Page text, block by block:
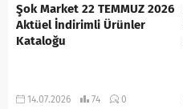
Şok Market 22 TEMMUZ 2026
Aktüel İndirimli Ürünler
Kataloğu
14.07.2026 74 0